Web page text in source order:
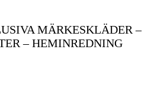
MÄRKESKLÄDER –
– HEMINREDNING